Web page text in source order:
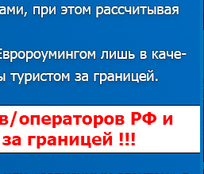
25.06.2026
Интернет в
что
КАК И У КОГО КУПИТЬ
ИНТЕРНЕТА И СВЯЗИ ЗА